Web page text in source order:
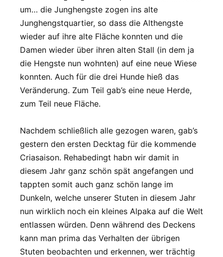
um… die Junghengste zogen ins alte
Junghengstquartier, so dass die Althengste
wieder auf ihre alte Fläche konnten und die
Damen wieder über ihren alten Stall (in dem ja
die Hengste nun wohnten) auf eine neue Wiese
konnten. Auch für die drei Hunde hieß das
Veränderung. Zum Teil gab’s eine neue Herde,
zum Teil neue Fläche.
Nachdem schließlich alle gezogen waren, gab’s
gestern den ersten Decktag für die kommende
Criasaison. Rehabedingt habn wir damit in
diesem Jahr ganz schön spät angefangen und
tappten somit auch ganz schön lange im
Dunkeln, welche unserer Stuten in diesem Jahr
nun wirklich noch ein kleines Alpaka auf die Welt
entlassen würden. Denn während des Deckens
kann man prima das Verhalten der übrigen
Stuten beobachten und erkennen, wer trächtig